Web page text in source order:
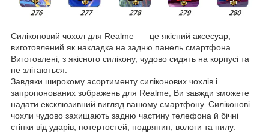
Силіконовий чохол для Realme — це якісний аксесуар,
виготовлений як накладка на задню панель смартфона.
Виготовлені, з якісного силікону, чудово сидять на корпусі та
не злітаються.
Завдяки широкому асортименту силіконових чохлів і
запропонованих зображень для Realme, Ви завжди зможете
надати ексклюзивний вигляд вашому смартфону. Силіконові
чохли чудово захищають задню частину телефона й бічні
стінки від ударів, потертостей, подряпин, вологи та пилу.